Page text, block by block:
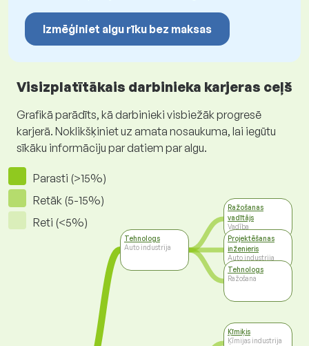
Izmēģiniet algu rīku bez maksas
Visizplatītākais darbinieka karjeras ceļš
Grafikā parādīts, kā darbinieki visbiežāk progresē
karjerā. Noklikšķiniet uz amata nosaukuma, lai iegūtu
sīkāku informāciju par datiem par algu.
Parasti (>15%)
Retāk (5-15%)
Reti (<5%)
Tehnologs
Auto industrija
Ražošanas
vadītājs
Vadība
Projektēšanas
inženieris
Auto industrija
Tehnologs
Ražošana
Ķīmiķis
Ķīmijas industrija